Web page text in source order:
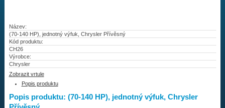
Vrtule
Redukční pouzdra XHS
Kontakty
Aktuality
Název:
(70-140 HP), jednotný výfuk, Chrysler Přívěsný
Kód produktu:
CH26
Výrobce:
Chrysler
Zobrazit vrtule
Popis produktu
Popis produktu: (70-140 HP), jednotný výfuk, Chrysler